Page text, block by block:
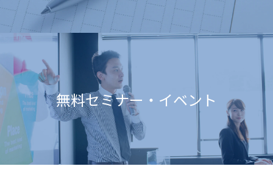
無料セミナー・イベント